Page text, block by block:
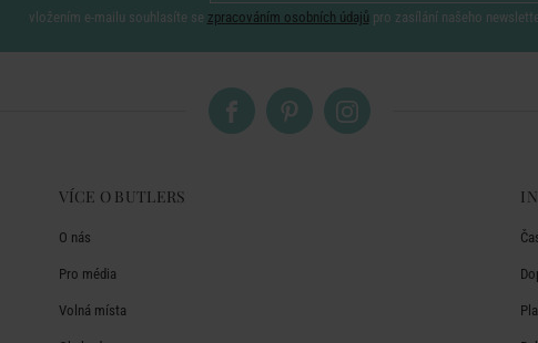
vložením e-mailu souhlasíte se zpracováním osobních údajů pro zasílání našeho
VÍCE O BUTLERS
O nás
Pro média
Volná místa